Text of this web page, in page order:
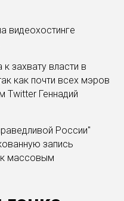
видеохостинге
захвату власти в
как почти всех мэров
Twitter Геннадий
России"
запись
массовым